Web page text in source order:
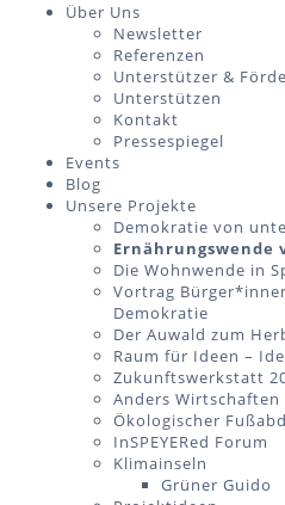
Über Uns
Newsletter
Referenzen
Unterstützer &
Unterstützen
Kontakt
Pressespiegel
Events
Blog
Unsere Projekte
Demokratie von
Ernährungswende
Die Wohnwende in
Vortrag
Demokratie
Der Auwald zum
Raum für Ideen –
Zukunftswerkstatt
Anders Wirtschaften
Ökologischer
InSPEYERed Forum
Klimainseln
Grüner Guido